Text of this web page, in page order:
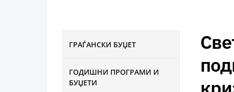
ГРАЃАНСКИ БУЏЕТ
ГОДИШНИ ПРОГРАМИ И
БУЏЕТИ